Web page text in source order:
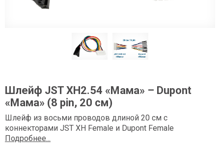
Шлейф JST XH2.54 «Мама» – Dupont
«Мама» (8 pin, 20 см)
Шлейф из восьми проводов длиной 20 см с
коннекторами JST XH Female и Dupont Female
Подробнее...